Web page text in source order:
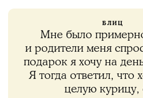
БЛИЦ
Мне было
и родители меня
подарок я хочу на
Я тогда ответил, что
целую курицу,